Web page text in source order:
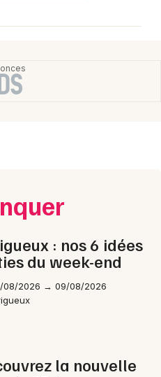
Aquitaine
: nos 6 idées
du week-end
08/2026 → 09/08/2026
la nouvelle